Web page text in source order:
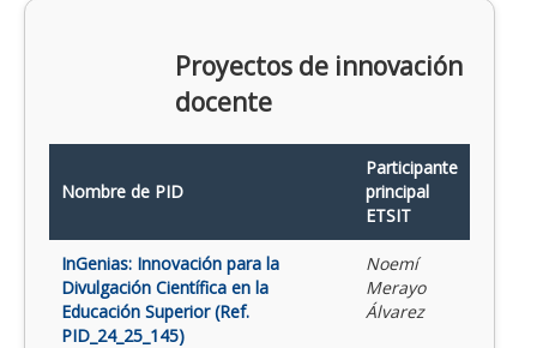
Proyectos de innovación
docente
Nombre de PID
Participante
principal
ETSIT
InGenias: Innovación para la
Divulgación Científica en la
Educación Superior (Ref.
PID_24_25_145)
Noemí
Merayo
Álvarez